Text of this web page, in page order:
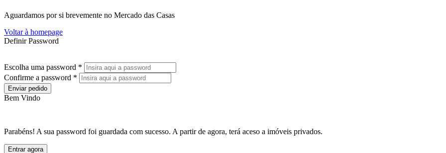
Aguardamos por si brevemente no Mercado das Casas
Voltar à homepage
Definir Password
Escolha uma password *
Confirme a password *
Enviar pedido
Bem Vindo
Parabéns! A sua password foi guardada com sucesso. A partir de agora, terá aceso a imóveis privados.
Entrar agora